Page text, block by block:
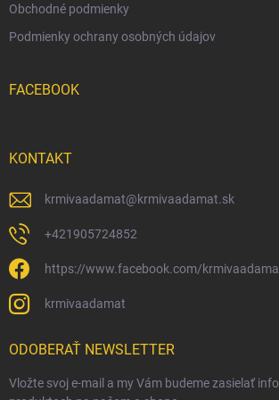
Obchodné podmienky
Podmienky ochrany osobných údajov
FACEBOOK
KONTAKT
krmivaadamat@krmivaadamat.sk
+421905724852
https://www.facebook.com/
krmivaadamat
ODOBERAŤ NEWSLETTER
Vložte svoj e-mail a my Vám budeme zasielať